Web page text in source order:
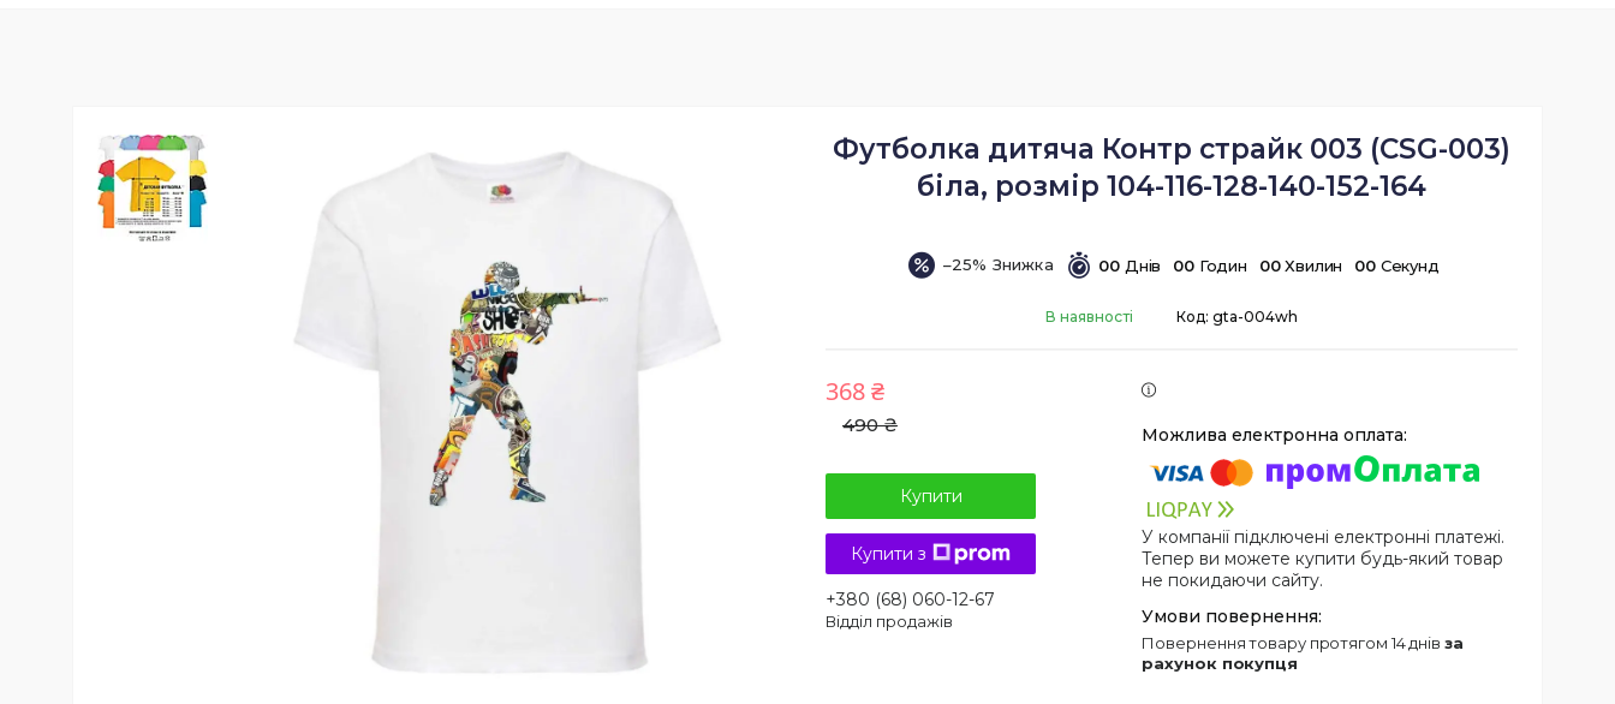
Футболка дитяча Контр страйк 003 (CSG-003)
біла, розмір 104-116-128-140-152-164
–25% 00 Днів 00 Годин 00 Хвилин 00 Секунд
В наявності Код: gta-004wh
490 ₴
368 ₴
Купити
Купити з
+380 (68) 060-12-67
Відділ продажів
У компанії підключені електронні платежі.
Тепер ви можете купити будь-який товар
не покидаючи сайту.
повернення товару протягом 14 днів за
рахунок покупця